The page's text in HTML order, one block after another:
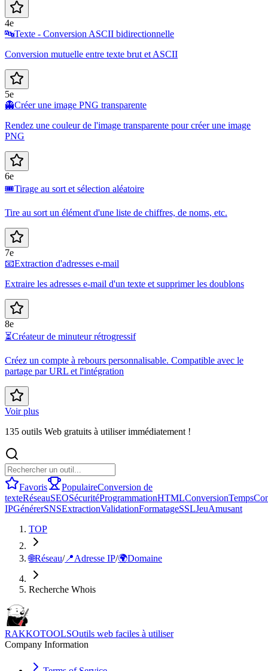
4e
🔤Texte - Conversion ASCII bidirectionnelle
Conversion mutuelle entre texte brut et ASCII
5e
👻Créer une image PNG transparente
Rendez une couleur de l'image transparente pour créer une image
PNG
6e
🎟️Tirage au sort et sélection aléatoire
Tire au sort un élément d'une liste de chiffres, de noms, etc.
7e
📧Extraction d'adresses e-mail
Extraire les adresses e-mail d'un texte et supprimer les doublons
8e
⏳Créateur de minuteur rétrogressif
Créez un compte à rebours personnalisable. Compatible avec le
partage par URL et l'intégration
Voir plus
135 outils Web gratuits à utiliser immédiatement !
Favoris PopulaireConversion de
texteRéseauSEOSécuritéProgrammationHTMLConversionTemps
IPGénérerSNSExtractionValidationFormatageSSLJeuAmusant
TOP
🌐Réseau/📍Adresse IP/🌍Domaine
Recherche Whois
RAKKOTOOLSOutils web faciles à utiliser
Company Information